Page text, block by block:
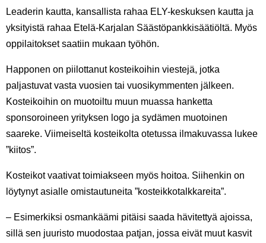
Leaderin kautta, kansallista rahaa ELY-keskuksen kautta ja
yksityistä rahaa Etelä-Karjalan Säästöpankkisäätiöltä. Myös
oppilaitokset saatiin mukaan työhön.
Happonen on piilottanut kosteikoihin viestejä, jotka
paljastuvat vasta vuosien tai vuosikymmenten jälkeen.
Kosteikoihin on muotoiltu muun muassa hanketta
sponsoroineen yrityksen logo ja sydämen muotoinen
saareke. Viimeiseltä kosteikolta otetussa ilmakuvassa lukee
”kiitos”.
Kosteikot vaativat toimiakseen myös hoitoa. Siihenkin on
löytynyt asialle omistautuneita ”kosteikkotalkkareita”.
– Esimerkiksi osmankäämi pitäisi saada hävitettyä ajoissa,
sillä sen juuristo muodostaa patjan, jossa eivät muut kasvit